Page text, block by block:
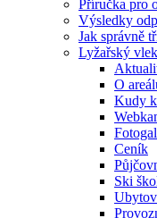
Příručka pro
Výsledky
Jak správně
Lyžařský vlek
O
Kudy
Ceník
Ski